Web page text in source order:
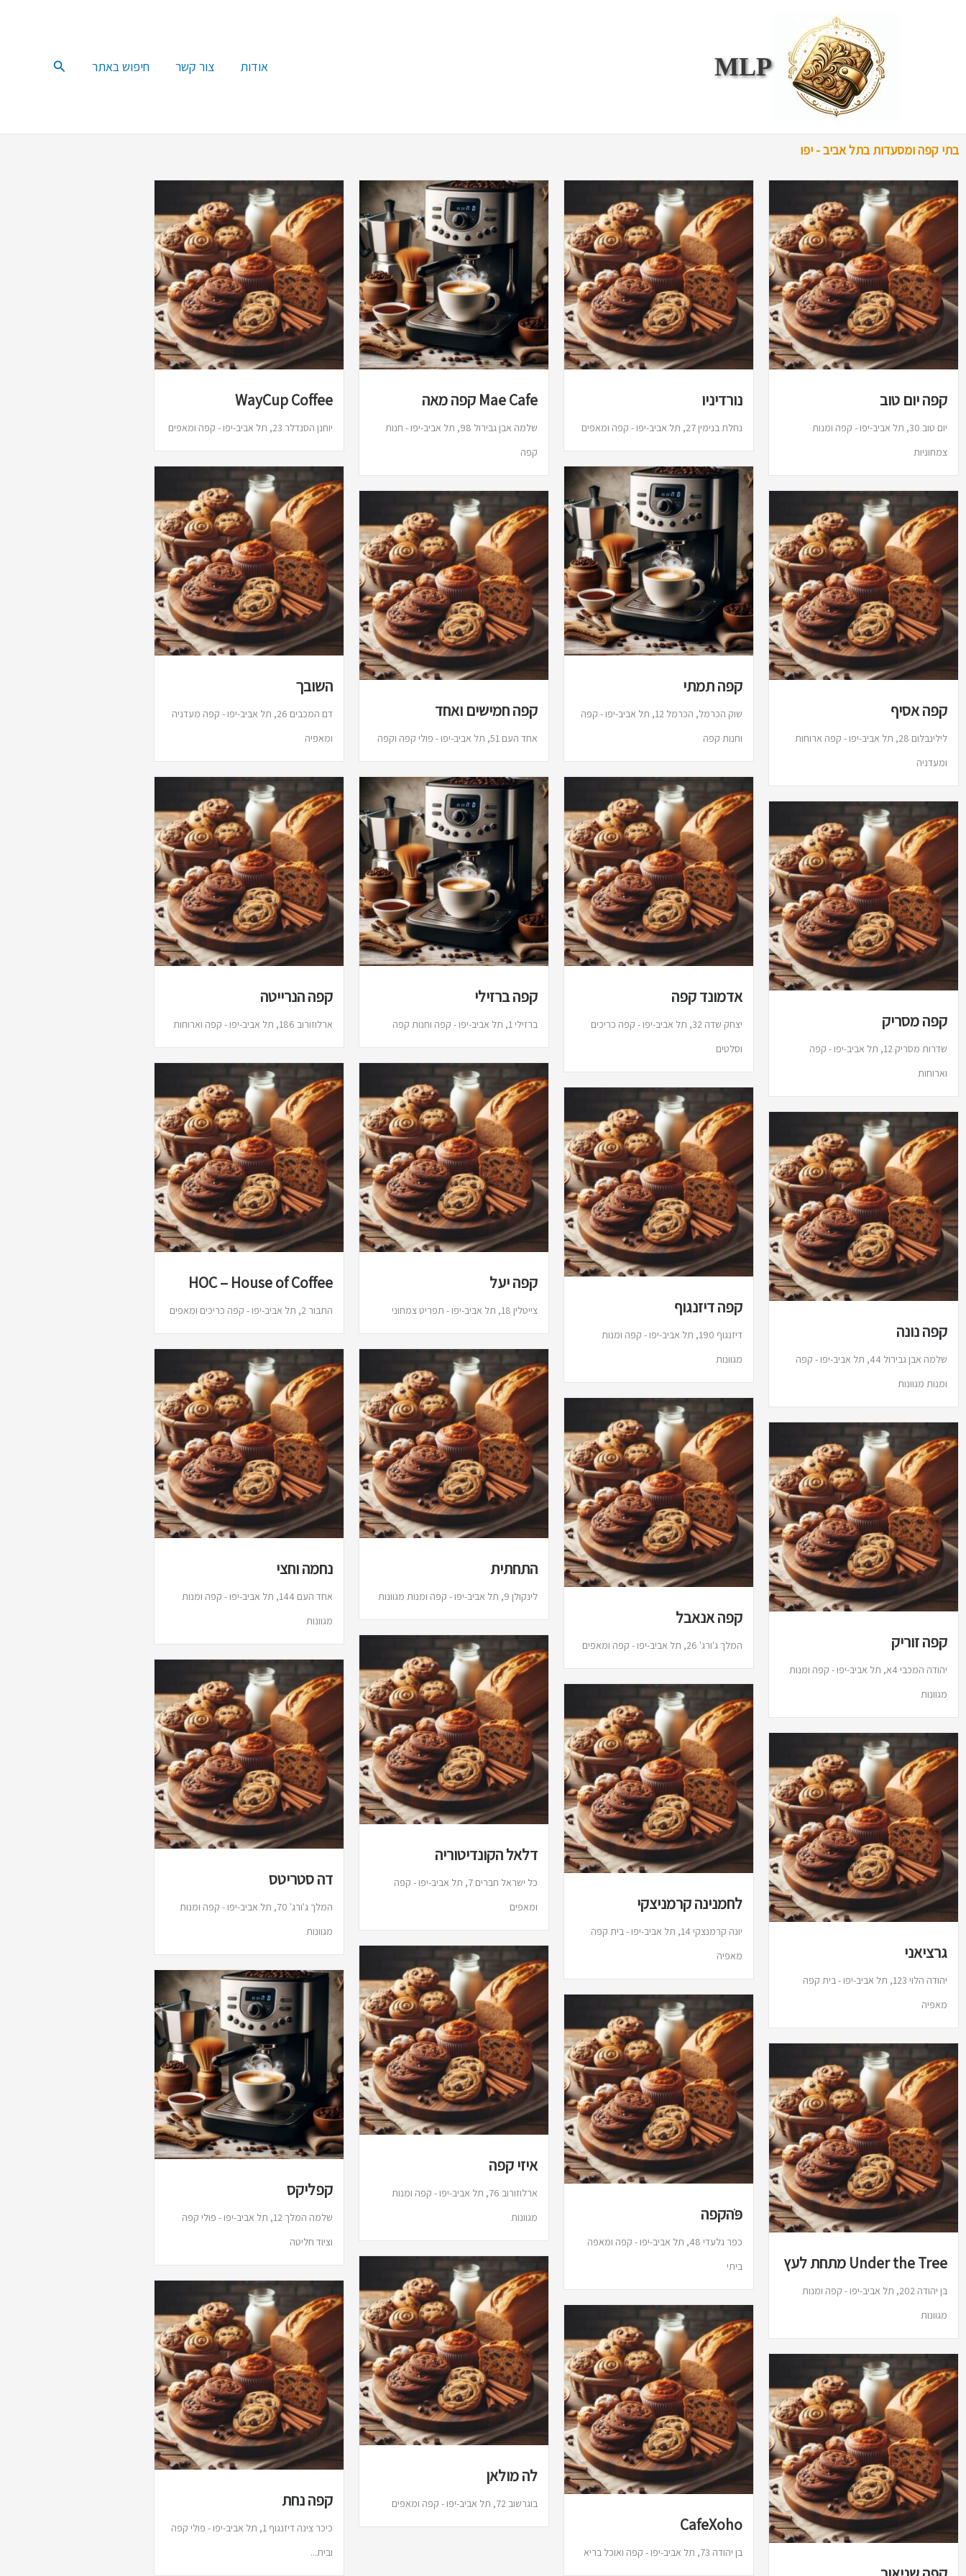
MLP אודות צור קשר חיפוש באתר חיפוש
בתי קפה ומסעדות בתל אביב - יפו
קפה יום טוב
יום טוב 30, תל אביב-יפו - קפה ומנות
צמחוניות
נורדיניו
נחלת בנימין 27, תל אביב-יפו - קפה ומאפים
Mae Cafe קפה מאה
שלמה אבן גבירול 98, תל אביב-יפו - חנות
קפה
WayCup Coffee
יוחנן הסנדלר 23, תל אביב-יפו - קפה ומאפים
קפה תמתי
שוק הכרמל, הכרמל 12, תל אביב-יפו - קפה
וחנות קפה
השובך
דם המכבים 26, תל אביב-יפו - קפה מעדניה
ומאפיה
קפה אסיף
לילינבלום 28, תל אביב-יפו - קפה ארוחות
ומעדניה
קפה חמישים ואחד
אחד העם 51, תל אביב-יפו - פולי קפה וקפה
אדמונד קפה
יצחק שדה 32, תל אביב-יפו - קפה כריכים
וסלטים
קפה ברזילי
ברזילי 1, תל אביב-יפו - קפה וחנות קפה
קפה הנרייטה
ארלוזורוב 186, תל אביב-יפו - קפה וארוחות קפה מסריק
שדרות מסריק 12, תל אביב-יפו - קפה
וארוחות
קפה יעל
צייטלין 18, תל אביב-יפו - תפריט צמחוני
HOC – House of Coffee
התבור 2, תל אביב-יפו - קפה כריכים ומאפים קפה דיזנגוף
דיזנגוף 190, תל אביב-יפו - קפה ומנות
מגוונות
קפה נונה
שלמה אבן גבירול 44, תל אביב-יפו - קפה
ומנות מגוונות
התחתית
לינקולן 9, תל אביב-יפו - קפה ומנות מגוונות
נחמה וחצי
אחד העם 144, תל אביב-יפו - קפה ומנות
מגוונות
קפה אנאבל
המלך ג'ורג' 26, תל אביב-יפו - קפה ומאפים קפה זוריק
יהודה המכבי 4א, תל אביב-יפו - קפה ומנות
מגוונות
דלאל הקונדיטוריה
כל ישראל חברים 7, תל אביב-יפו - קפה
ומאפים
דה סטריטס
המלך ג'ורג' 70, תל אביב-יפו - קפה ומנות
מגוונות
לחמנינה קרמניצקי
יונה קרמנצקי 14, תל אביב-יפו - בית קפה
מאפיה
גרציאני
יהודה הלוי 123, תל אביב-יפו - בית קפה
מאפיה
איזי קפה
ארלוזורוב 76, תל אביב-יפו - קפה ומנות
מגוונות
קפליקס
שלמה המלך 12, תל אביב-יפו - פולי קפה
וציוד חליטה
פֹּהקפה
כפר גלעדי 48, תל אביב-יפו - קפה ומאפה
ביתי
Under the Tree מתחת לעץ
בן יהודה 202, תל אביב-יפו - קפה ומנות
מגוונות
לה מולאן
בוגרשוב 72, תל אביב-יפו - קפה ומאפים קפה נחת
כיכר צינה דיזנגוף 1, תל אביב-יפו - פולי קפה
ובית...
CafeXoho
בן יהודה 73, תל אביב-יפו - קפה ואוכל בריא